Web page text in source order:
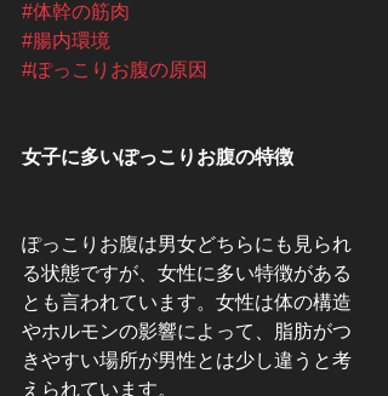
#体幹の筋肉
#腸内環境
#ぽっこりお腹の原因
女子に多いぽっこりお腹の特徴
ぽっこりお腹は男女どちらにも見られ
る状態ですが、女性に多い特徴がある
とも言われています。女性は体の構造
やホルモンの影響によって、脂肪がつ
きやすい場所が男性とは少し違うと考
えられています。